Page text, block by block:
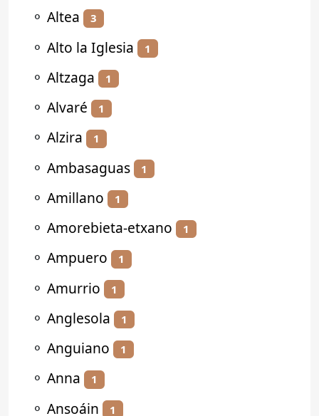
⚬ Altea 3
⚬ Alto la Iglesia 1
⚬ Altzaga 1
⚬ Alvaré 1
⚬ Alzira 1
⚬ Ambasaguas 1
⚬ Amillano 1
⚬ Amorebieta-etxano 1
⚬ Ampuero 1
⚬ Amurrio 1
⚬ Anglesola 1
⚬ Anguiano 1
⚬ Anna 1
⚬ Ansoáin 1